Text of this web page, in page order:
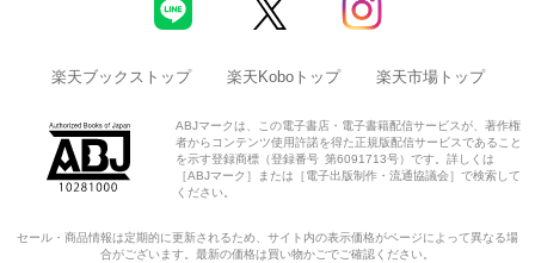
楽天ブックストップ 楽天Koboトップ 楽天市場トップ
ABJマークは、この電子書店・電子書籍配信サービスが、著作権
者からコンテンツ使用許諾を得た正規版配信サービスであること
を示す登録商標（登録番号 第6091713号）です。詳しくは
［ABJマーク］または［電子出版制作・流通協議会］で検索して
ください。
セール・商品情報は定期的に更新されるため、サイト内の表示価格がページによって異なる場
合がございます。最新の価格は買い物かごでご確認ください。